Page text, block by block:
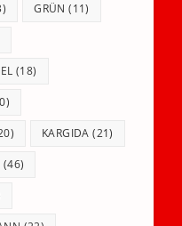
GRÜN (11)
(18)
KARGIDA (21)
(46)